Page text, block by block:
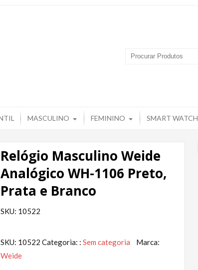
MASCULINO FEMININO SMART WATCH
Relógio Masculino Weide
Analógico WH-1106 Preto,
Prata e Branco
SKU: 10522
SKU: 10522 Categoria: :Sem categoria
Marca:
Weide